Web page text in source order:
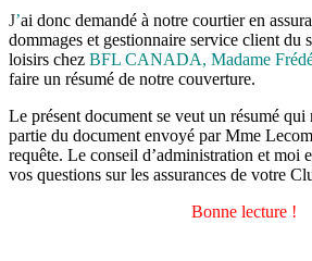
J’ai donc demandé à notre courtier en
dommages et gestionnaire service client du
loisirs chez BFL CANADA, Madame
faire un résumé de notre couverture.
Le présent document se veut un résumé qui
partie du document envoyé par Mme
requête. Le conseil d’administration et moi
vos questions sur les assurances de votre
Bonne lecture !